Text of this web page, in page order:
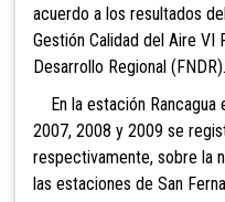
acuerdo a los resultados
Gestión Calidad del Aire VI
Desarrollo Regional (FNDR).
En la estación Rancagua
2007, 2008 y 2009 se
respectivamente, sobre la
las estaciones de San